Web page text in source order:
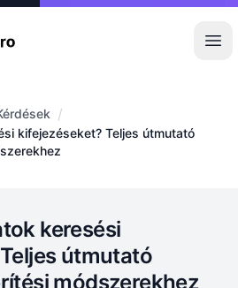
/
kifejezéseket? Teljes útmutató
keresési
útmutató
módszerekhez